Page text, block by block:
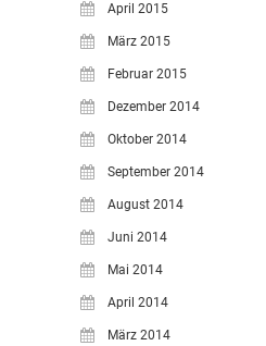
April 2015
März 2015
Februar 2015
Dezember 2014
Oktober 2014
September 2014
August 2014
Juni 2014
Mai 2014
April 2014
März 2014